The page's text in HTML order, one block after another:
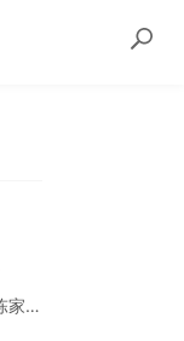
一厨一卫一室户 出租 卧龙山庄陈家后沟附近